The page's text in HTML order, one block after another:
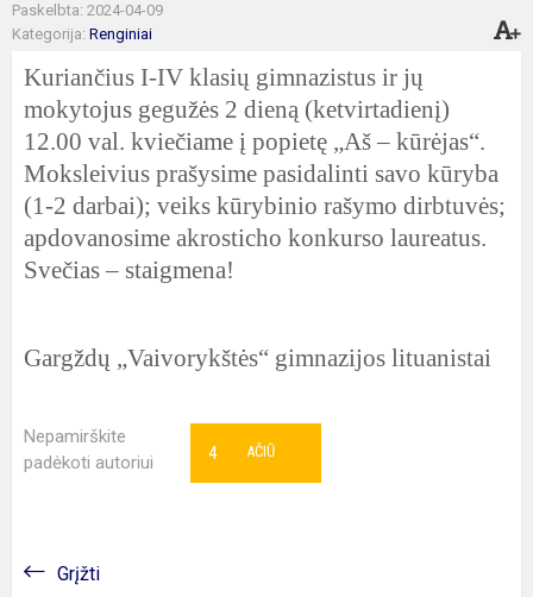
Paskelbta: 2024-04-09
Kategorija: Renginiai
Kuriančius I-IV klasių gimnazistus ir jų
mokytojus gegužės 2 dieną (ketvirtadienį)
12.00 val. kviečiame į popietę „Aš – kūrėjas“.
Moksleivius prašysime pasidalinti savo kūryba
(1-2 darbai); veiks kūrybinio rašymo dirbtuvės;
apdovanosime akrosticho konkurso laureatus.
Svečias – staigmena!
Gargždų „Vaivorykštės“ gimnazijos lituanistai
Nepamirškite
padėkoti autoriui
AČIŪ
4
Grįžti